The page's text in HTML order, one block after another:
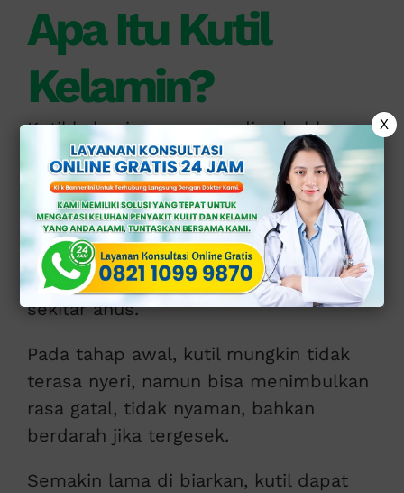
Apa Itu Kutil
Kelamin?
Kutil kelamin umumnya di sebabkan
oleh infeksiHuman Papilloma Virus
HPV).
Bentuknya bisa kecil seperti bintik,
berkelompok menyerupai kembang kol,
dan muncul di area genital maupun
sekitar anus.
Pada tahap awal, kutil mungkin tidak
terasa nyeri, namun bisa menimbulkan
rasa gatal, tidak nyaman, bahkan
berdarah jika tergesek.
Semakin lama di biarkan, kutil dapat
X